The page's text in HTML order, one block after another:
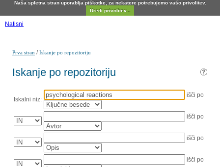
Naša spletna stran uporablja piškotke, za nekatere potrebujemo vašo privolitev.
Uredi privolitev...
Natisni
Prva stran /Iskanje po repozitoriju
Iskanje po repozitoriju
Iskalni niz:
išči po
išči po
išči po
išči po